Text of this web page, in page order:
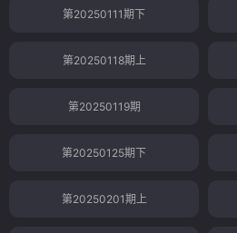
第20250111期下
第20250118期上
第20250119期
第20250125期下
第20250201期上